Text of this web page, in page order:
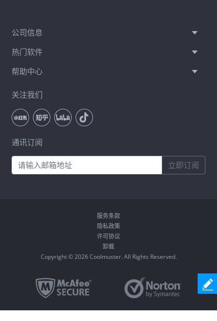
公司信息
热门软件
帮助中心
关注我们
通讯订阅
立即订阅
服务条款
隐私政策
许可协议
卸载
Copyright © 2026 Coolmuster. All Rights Reserved.